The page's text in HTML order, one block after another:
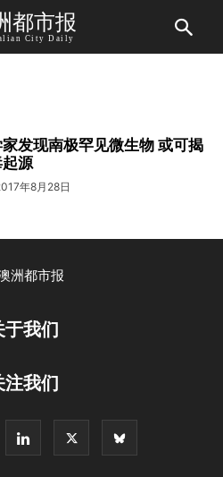
都市报
City Daily
发现南极罕见微生物 或可揭
源
年8月28日
于我们
注我们